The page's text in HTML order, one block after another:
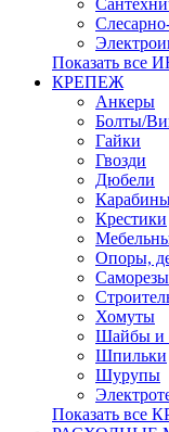
Показать
КРЕПЕЖ
Анкеры
Болты/
Гайки
Гвозди
Дюбели
Крестики
Опоры,
Саморезы
Хомуты
Шайбы и
Шпильки
Шурупы
Показать все